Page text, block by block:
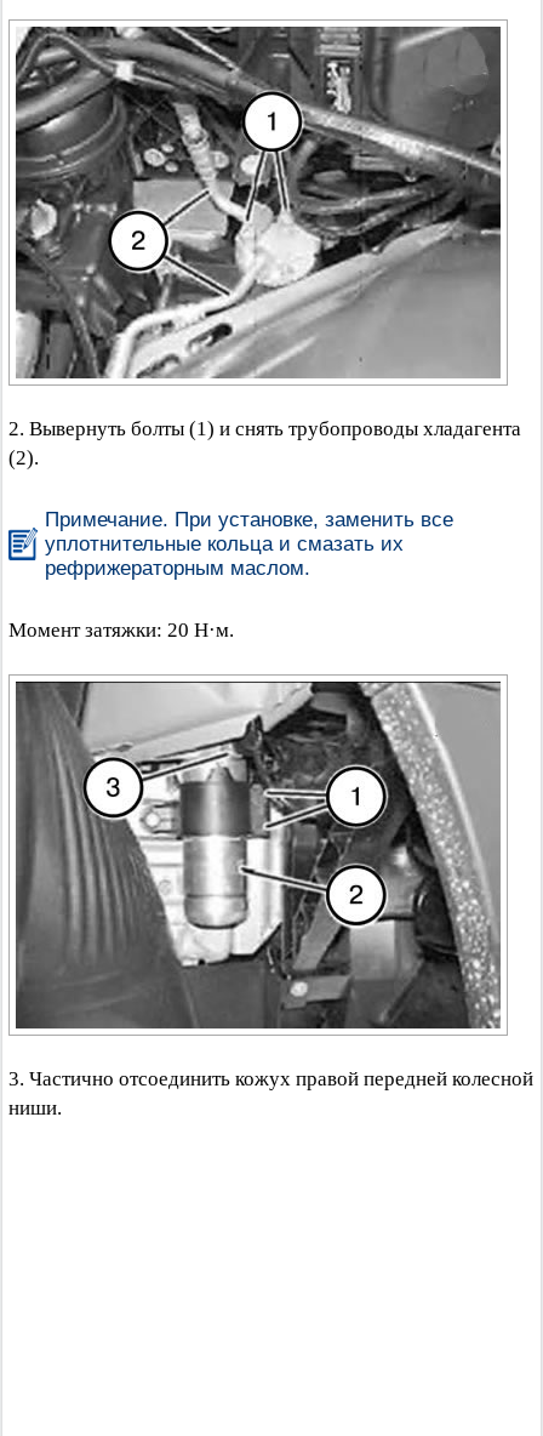
2. Вывернуть болты (1) и снять трубопроводы хладагента
(2).
Примечание. При установке, заменить все
уплотнительные кольца и смазать их
рефрижераторным маслом.
Момент затяжки: 20 Н·м.
3. Частично отсоединить кожух правой передней колесной
ниши.